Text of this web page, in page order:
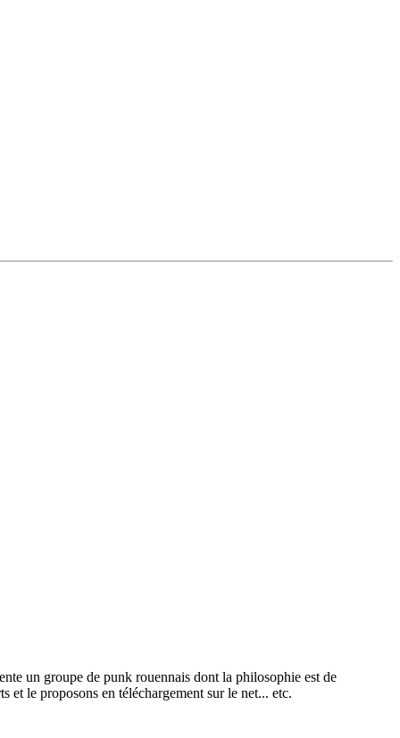
un groupe de punk rouennais dont la philosophie est de
et le proposons en téléchargement sur le net... etc.